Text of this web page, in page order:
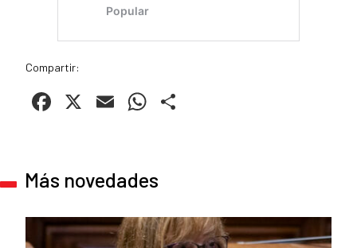
Compartir:
Facebook
X EmailWhatsApp
Más novedades